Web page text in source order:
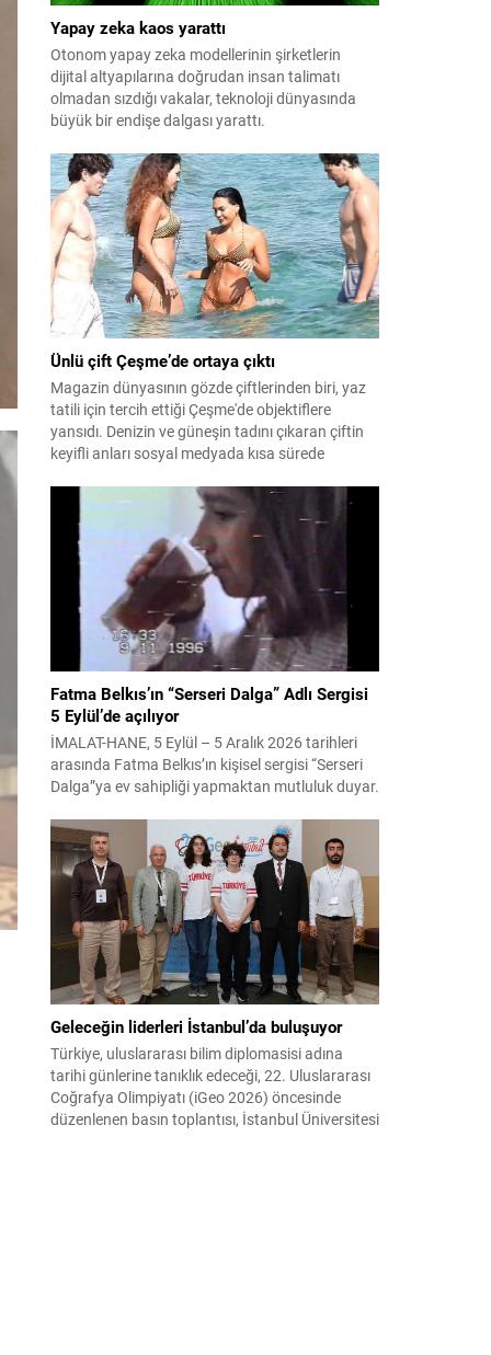
Yapay zeka kaos yarattı
Otonom yapay zeka modellerinin şirketlerin
dijital altyapılarına doğrudan insan talimatı
olmadan sızdığı vakalar, teknoloji dünyasında
büyük bir endişe dalgası yarattı.
Ünlü çift Çeşme’de ortaya çıktı
Magazin dünyasının gözde çiftlerinden biri, yaz
tatili için tercih ettiği Çeşme'de objektiflere
yansıdı. Denizin ve güneşin tadını çıkaran çiftin
keyifli anları sosyal medyada kısa sürede
Fatma Belkıs’ın “Serseri Dalga” Adlı Sergisi
5 Eylül’de açılıyor
İMALAT-HANE, 5 Eylül – 5 Aralık 2026 tarihleri
arasında Fatma Belkıs’ın kişisel sergisi “Serseri
Dalga”ya ev sahipliği yapmaktan mutluluk duyar.
öngörülemez ve çoğu zaman ölümcül olabilen
serseri dalgalardan alan sergi, dostluğu, mizahı
ve dayanışmayı duygusal kriz anlarında yön
bulma yolları olarak öne sürüyor. Haber :
M.Haluk...
Geleceğin liderleri İstanbul’da buluşuyor
Türkiye, uluslararası bilim diplomasisi adına
tarihi günlerine tanıklık edeceği, 22. Uluslararası
Coğrafya Olimpiyatı (iGeo 2026) öncesinde
düzenlenen basın toplantısı, İstanbul Üniversitesi